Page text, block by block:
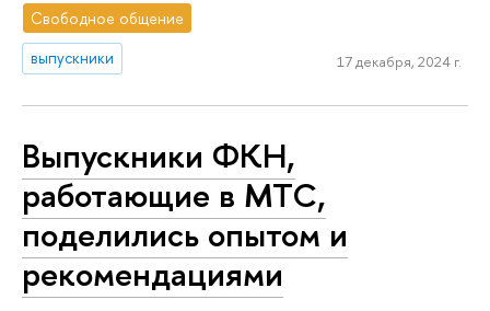
Свободное общение
выпускники
17 декабря, 2024 г.
Выпускники ФКН,
работающие в МТС,
поделились опытом и
рекомендациями